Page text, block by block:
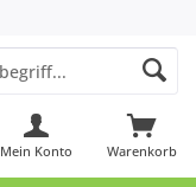
Warenkorb
Mein Konto